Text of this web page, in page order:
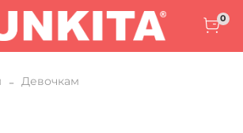
0
Девочкам